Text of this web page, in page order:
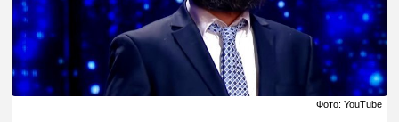
Фото: YouTube